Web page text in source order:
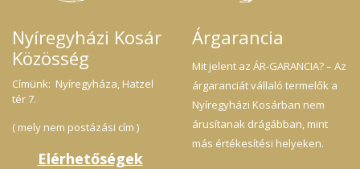
Nyíregyházi Kosár
Közösség
Címünk: Nyíregyháza, Hatzel
tér 7.
( mely nem postázási cím )
Elérhetőségek
Árgarancia
Mit jelent az ÁR-GARANCIA? – Az
árgaranciát vállaló termelők a
Nyíregyházi Kosárban nem
árusítanak drágábban, mint
más értékesítési helyeken.